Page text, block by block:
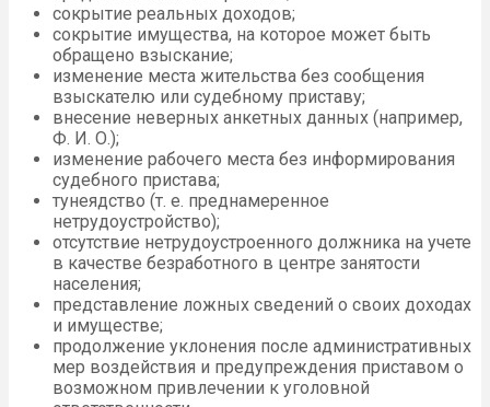
сокрытие реальных доходов;
сокрытие имущества, на которое может быть
обращено взыскание;
изменение места жительства без сообщения
взыскателю или судебному приставу;
внесение неверных анкетных данных (например,
Ф. И. О.);
изменение рабочего места без информирования
судебного пристава;
тунеядство (т. е. преднамеренное
нетрудоустройство);
отсутствие нетрудоустроенного должника на учете
в качестве безработного в центре занятости
населения;
представление ложных сведений о своих доходах
и имуществе;
продолжение уклонения после административных
мер воздействия и предупреждения приставом о
возможном привлечении к уголовной